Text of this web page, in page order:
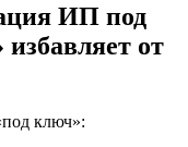
ИП под
от
ключ»: